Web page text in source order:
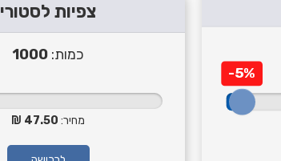
צפיות לסטורי
כמות: 1000
מחיר: 47.50
-5%